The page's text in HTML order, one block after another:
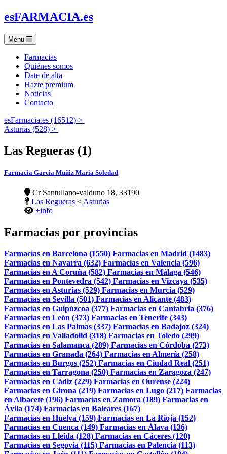
esFARMACIA.es
Menu
Farmacias
Quiénes somos
Date de alta
Hazte premium
Noticias
Contacto
esFarmacia.es (16512) >
Asturias (528) >
Las Regueras (1)
Farmacia Garcia Muñiz Maria Soledad
Cr Santullano-valduno 18, 33190
Las Regueras < Asturias
+info
Farmacias por provincias
Farmacias en Barcelona (1550) Farmacias en Madrid (1483)
Farmacias en Navarra (632) Farmacias en Valencia (596)
Farmacias en A Coruña (582) Farmacias en Málaga (546)
Farmacias en Pontevedra (542) Farmacias en Vizcaya (535)
Farmacias en Asturias (529) Farmacias en Murcia (529)
Farmacias en Sevilla (501) Farmacias en Alicante (483)
Farmacias en Guipúzcoa (377) Farmacias en Cantabria (376)
Farmacias en León (373) Farmacias en Tenerife (343)
Farmacias en Las Palmas (337) Farmacias en Badajoz (324)
Farmacias en Valladolid (318) Farmacias en Toledo (299)
Farmacias en Salamanca (289) Farmacias en Córdoba (273)
Farmacias en Granada (264) Farmacias en Almería (258)
Farmacias en Burgos (252) Farmacias en Ciudad Real (251)
Farmacias en Tarragona (250) Farmacias en Zaragoza (247)
Farmacias en Cádiz (229) Farmacias en Ourense (224)
Farmacias en Girona (219) Farmacias en Lugo (217) Farmacias
en Albacete (196) Farmacias en Zamora (189) Farmacias en
Ávila (174) Farmacias en Baleares (167)
Farmacias en Huelva (159) Farmacias en La Rioja (152)
Farmacias en Cuenca (149) Farmacias en Álava (136)
Farmacias en Lleida (128) Farmacias en Cáceres (120)
Farmacias en Segovia (115) Farmacias en Palencia (113)